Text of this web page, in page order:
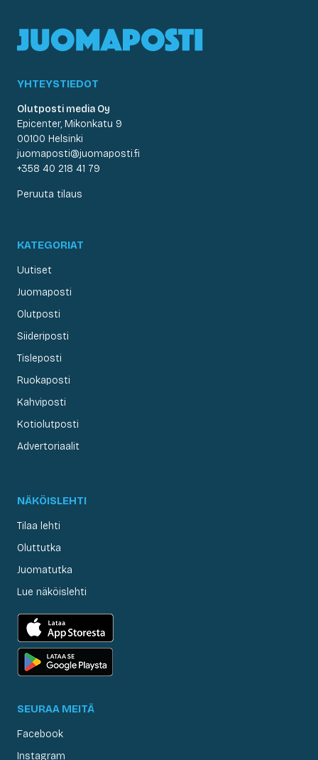
YHTEYSTIEDOT
Olutposti media Oy
Epicenter, Mikonkatu 9
00100 Helsinki
juomaposti@juomaposti.fi
+358 40 218 41 79
Peruuta tilaus
KATEGORIAT
Uutiset
Juomaposti
Olutposti
Siideriposti
Tisleposti
Ruokaposti
Kahviposti
Kotiolutposti
Advertoriaalit
NÄKÖISLEHTI
Tilaa lehti
Oluttutka
Juomatutka
Lue näköislehti
SEURAA MEITÄ
Facebook
Instagram